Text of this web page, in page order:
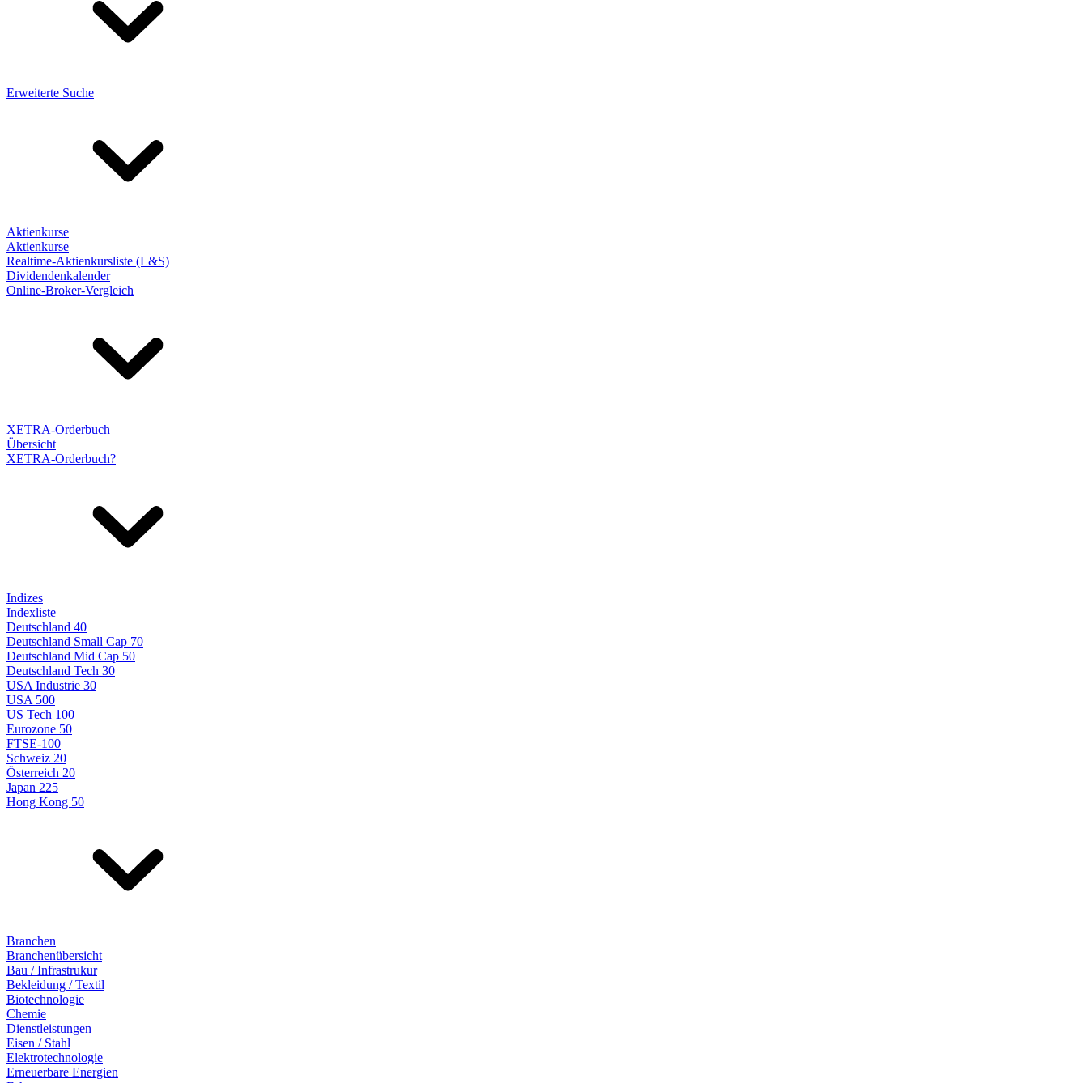
Erweiterte Suche
Aktienkurse
Aktienkurse
Realtime-Aktienkursliste (L&S)
Dividendenkalender
Online-Broker-Vergleich
XETRA-Orderbuch
Übersicht
XETRA-Orderbuch?
Indizes
Indexliste
Deutschland 40
Deutschland Small Cap 70
Deutschland Mid Cap 50
Deutschland Tech 30
USA Industrie 30
USA 500
US Tech 100
Eurozone 50
FTSE-100
Schweiz 20
Österreich 20
Japan 225
Hong Kong 50
Branchen
Branchenübersicht
Bau / Infrastrukur
Bekleidung / Textil
Biotechnologie
Chemie
Dienstleistungen
Eisen / Stahl
Elektrotechnologie
Erneuerbare Energien